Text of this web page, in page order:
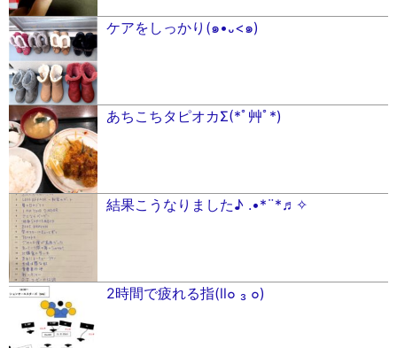
ケアをしっかり(๑•᎑<๑)
あちこちタピオカΣ(*ﾟ艸ﾟ*)
結果こうなりました♪ .•*¨*♬✧
2時間で疲れる指(ll๐ ₃ ๐)